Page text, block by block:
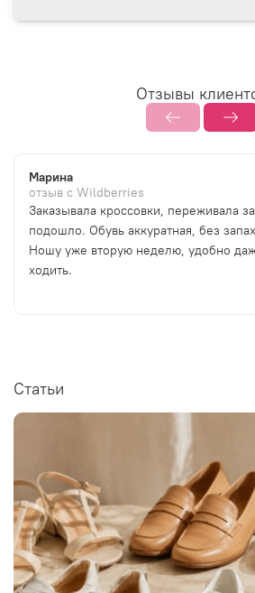
Отзывы
Марина
отзыв с Wildberries
Заказывала кроссовки, переживала
подошло. Обувь аккуратная, без
Ношу уже вторую неделю, удобно
ходить.
Статьи